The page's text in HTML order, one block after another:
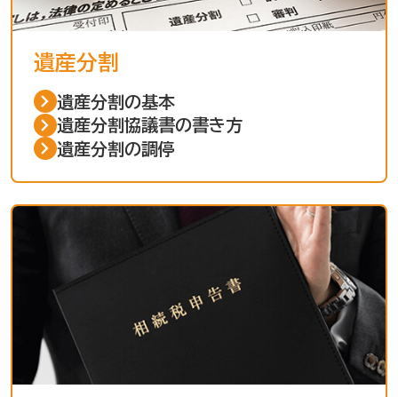
遺産分割
遺産分割の基本
遺産分割協議書の書き方
遺産分割の調停